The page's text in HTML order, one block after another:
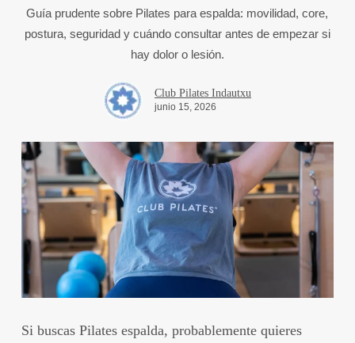
Guía prudente sobre Pilates para espalda: movilidad, core,
postura, seguridad y cuándo consultar antes de empezar si
hay dolor o lesión.
Club Pilates Indautxu
junio 15, 2026
Si buscas Pilates espalda, probablemente quieres